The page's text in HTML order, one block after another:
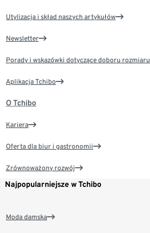
Utylizacja i skład naszych artykułów
Newsletter
Porady i wskazówki dotyczące doboru rozmiaru
Aplikacja Tchibo
O Tchibo
Kariera
Oferta dla biur i gastronomii
Zrównoważony rozwój
Najpopularniejsze w Tchibo
Moda damska